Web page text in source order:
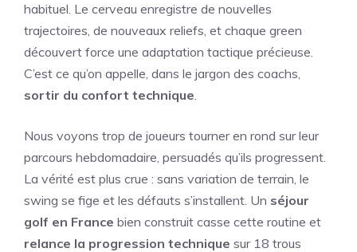
habituel. Le cerveau enregistre de nouvelles
trajectoires, de nouveaux reliefs, et chaque green
découvert force une adaptation tactique précieuse.
C’est ce qu’on appelle, dans le jargon des coachs,
sortir du confort technique.
Nous voyons trop de joueurs tourner en rond sur leur
parcours hebdomadaire, persuadés qu’ils progressent.
La vérité est plus crue : sans variation de terrain, le
swing se fige et les défauts s’installent. Un séjour
golf en France bien construit casse cette routine et
relance la progression technique sur 18 trous